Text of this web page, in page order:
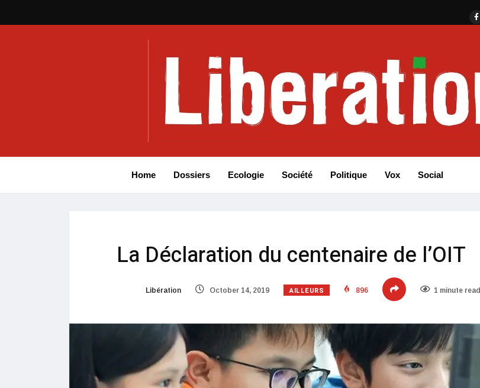
Home Dossiers Ecologie Société Politique Vox Social
La Déclaration du centenaire de l’OIT
Libération October 14, 2019 AILLEURS 896 1 minute read